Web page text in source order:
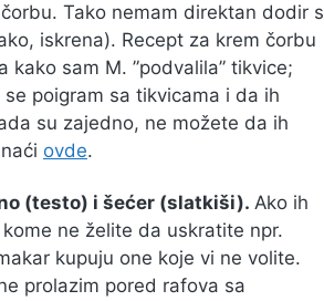
Tako nemam direktan dodir s
iskrena). Recept za krem čorbu
sam M. ”podvalila” tikvice;
poigram sa tikvicama i da ih
su zajedno, ne možete da ih
ovde.
(testo) i šećer (slatkiši). Ako ih
ne želite da uskratite npr.
kupuju one koje vi ne volite.
prolazim pored rafova sa